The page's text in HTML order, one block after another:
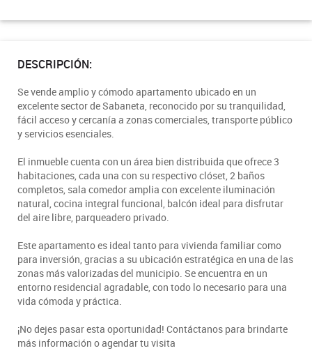
DESCRIPCIÓN:
Se vende amplio y cómodo apartamento ubicado en un
excelente sector de Sabaneta, reconocido por su tranquilidad,
fácil acceso y cercanía a zonas comerciales, transporte público
y servicios esenciales.
El inmueble cuenta con un área bien distribuida que ofrece 3
habitaciones, cada una con su respectivo clóset, 2 baños
completos, sala comedor amplia con excelente iluminación
natural, cocina integral funcional, balcón ideal para disfrutar
del aire libre, parqueadero privado.
Este apartamento es ideal tanto para vivienda familiar como
para inversión, gracias a su ubicación estratégica en una de las
zonas más valorizadas del municipio. Se encuentra en un
entorno residencial agradable, con todo lo necesario para una
vida cómoda y práctica.
¡No dejes pasar esta oportunidad! Contáctanos para brindarte
más información o agendar tu visita